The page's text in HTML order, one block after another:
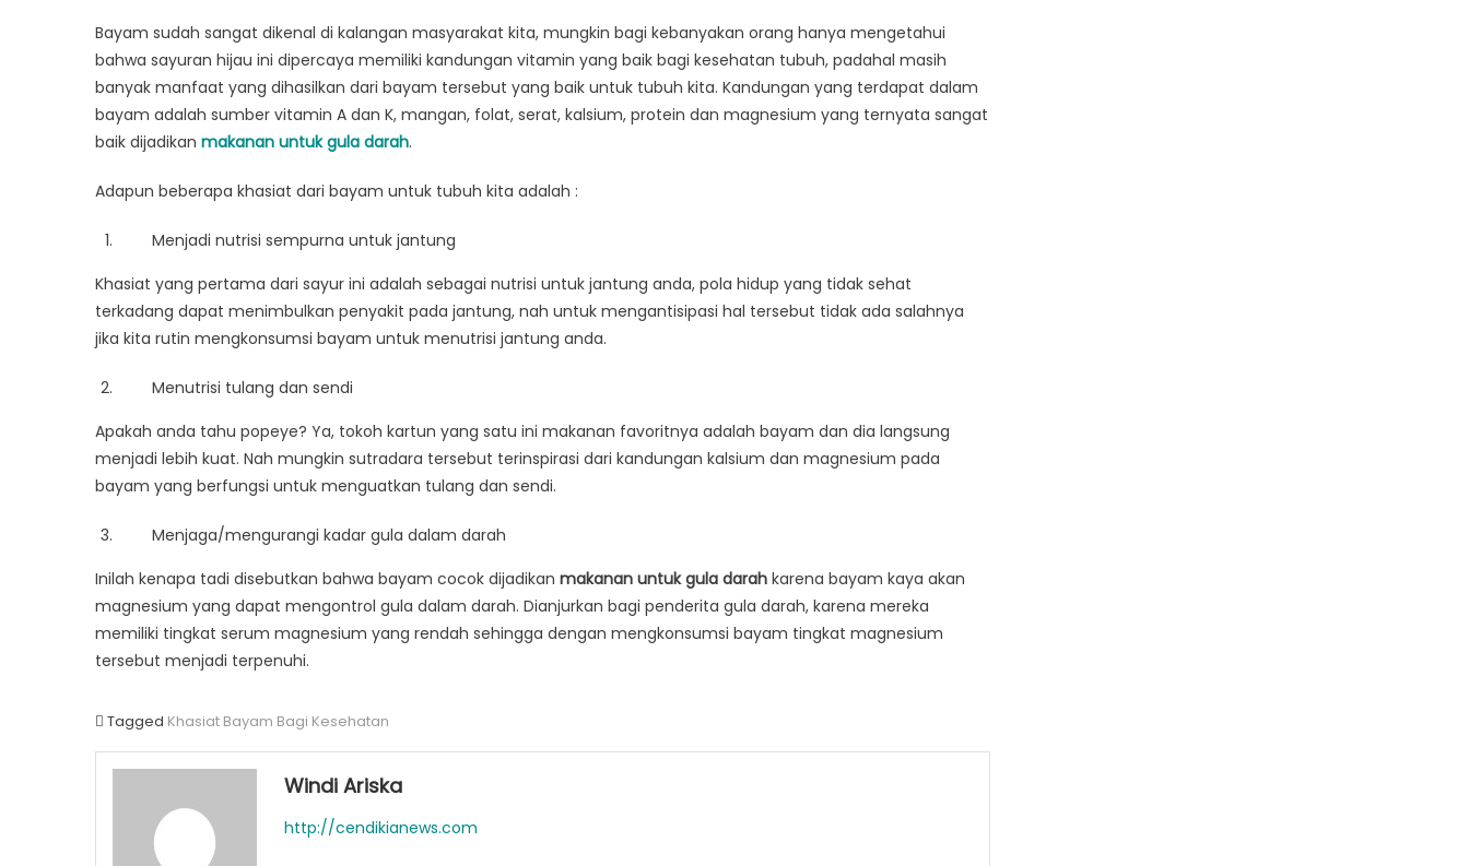
Bayam
Bagi
Kesehatan
Bayam sudah sangat dikenal di kalangan masyarakat kita, mungkin bagi kebanyakan orang hanya mengetahui
bahwa sayuran hijau ini dipercaya memiliki kandungan vitamin yang baik bagi kesehatan tubuh, padahal masih
banyak manfaat yang dihasilkan dari bayam tersebut yang baik untuk tubuh kita. Kandungan yang terdapat dalam
bayam adalah sumber vitamin A dan K, mangan, folat, serat, kalsium, protein dan magnesium yang ternyata sangat
baik dijadikan makanan untuk gula darah.
Adapun beberapa khasiat dari bayam untuk tubuh kita adalah :
Menjadi nutrisi sempurna untuk jantung
Khasiat yang pertama dari sayur ini adalah sebagai nutrisi untuk jantung anda, pola hidup yang tidak sehat
terkadang dapat menimbulkan penyakit pada jantung, nah untuk mengantisipasi hal tersebut tidak ada salahnya
jika kita rutin mengkonsumsi bayam untuk menutrisi jantung anda.
Menutrisi tulang dan sendi
Apakah anda tahu popeye? Ya, tokoh kartun yang satu ini makanan favoritnya adalah bayam dan dia langsung
menjadi lebih kuat. Nah mungkin sutradara tersebut terinspirasi dari kandungan kalsium dan magnesium pada
bayam yang berfungsi untuk menguatkan tulang dan sendi.
Menjaga/mengurangi kadar gula dalam darah
Inilah kenapa tadi disebutkan bahwa bayam cocok dijadikan makanan untuk gula darah karena bayam kaya akan
magnesium yang dapat mengontrol gula dalam darah. Dianjurkan bagi penderita gula darah, karena mereka
memiliki tingkat serum magnesium yang rendah sehingga dengan mengkonsumsi bayam tingkat magnesium
tersebut menjadi terpenuhi.
Tagged Khasiat Bayam Bagi Kesehatan
Windi Ariska
http://cendikianews.com